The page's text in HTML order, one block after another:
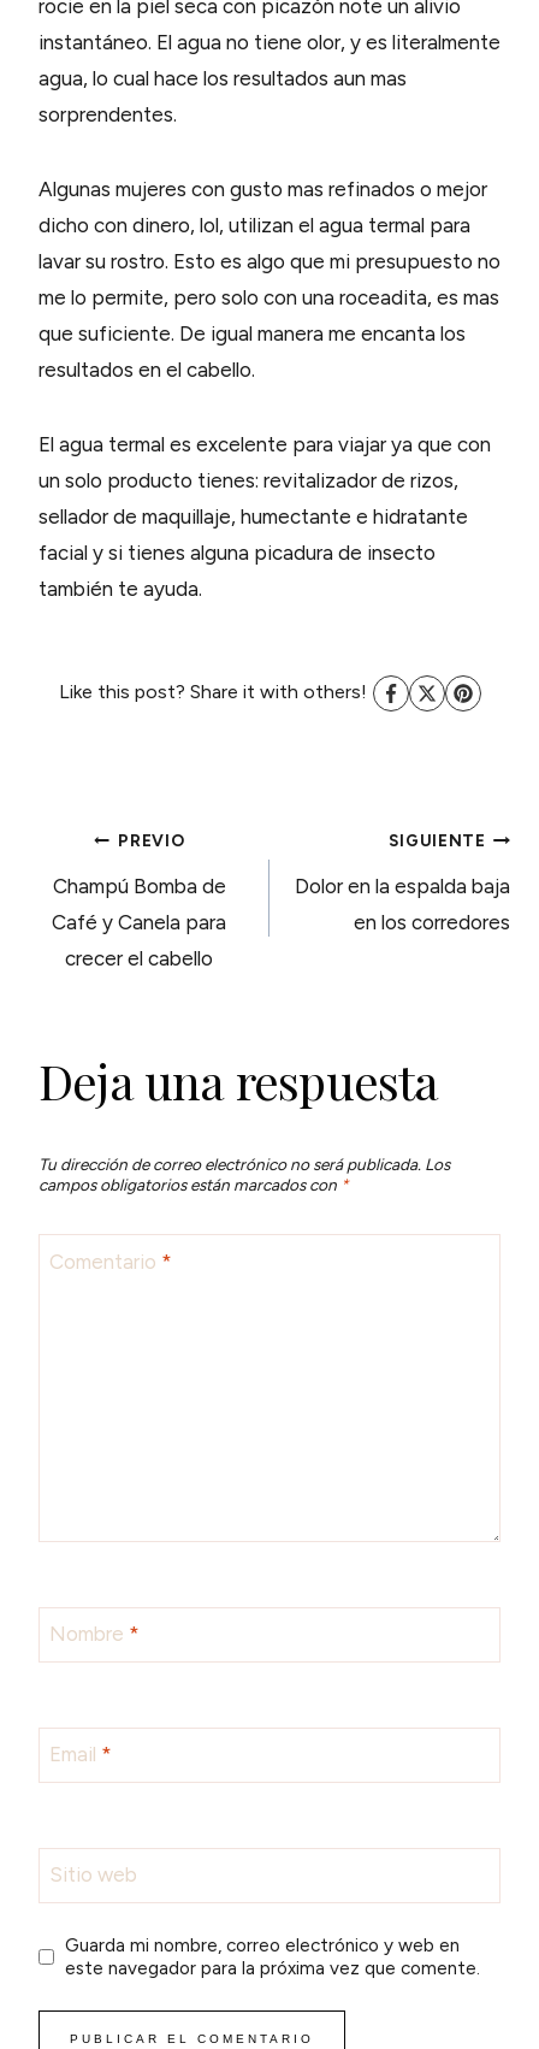
rocie en la piel seca con picazón note un alivio
instantáneo. El agua no tiene olor, y es literalmente
agua, lo cual hace los resultados aun mas
sorprendentes.
Algunas mujeres con gusto mas refinados o mejor
dicho con dinero, lol, utilizan el agua termal para
lavar su rostro. Esto es algo que mi presupuesto no
me lo permite, pero solo con una roceadita, es mas
que suficiente. De igual manera me encanta los
resultados en el cabello.
El agua termal es excelente para viajar ya que con
un solo producto tienes: revitalizador de rizos,
sellador de maquillaje, humectante e hidratante
facial y si tienes alguna picadura de insecto
también te ayuda.
Like this post? Share it with others!
NAVEGACIÓN
DE
PREVIO
Champú Bomba de
Café y Canela para
crecer el cabello
SIGUIENTE
Dolor en la espalda baja
en los corredores
Deja una respuesta
Tu dirección de correo electrónico no será publicada. Los
campos obligatorios están marcados con *
Comentario *
Nombre *
Email *
Sitio web
Guarda mi nombre, correo electrónico y web en
este navegador para la próxima vez que comente.